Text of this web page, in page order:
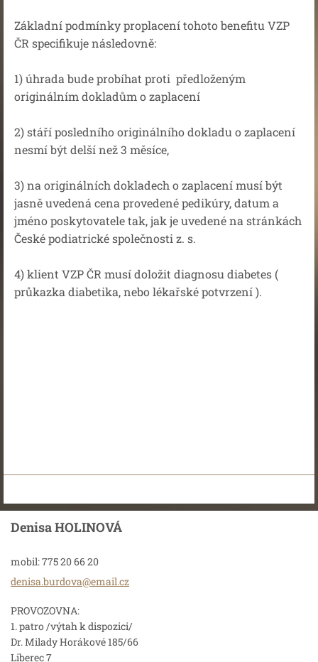
Základní podmínky proplacení tohoto benefitu VZP
ČR specifikuje následovně:
1) úhrada bude probíhat proti předloženým
originálním dokladům o zaplacení
2) stáří posledního originálního dokladu o zaplacení
nesmí být delší než 3 měsíce,
3) na originálních dokladech o zaplacení musí být
jasně uvedená cena provedené pedikúry, datum a
jméno poskytovatele tak, jak je uvedené na stránkách
České podiatrické společnosti z. s.
4) klient VZP ČR musí doložit diagnosu diabetes (
průkazka diabetika, nebo lékařské potvrzení ).
Denisa HOLINOVÁ
mobil: 775 20 66 20
denisa.burdova@email.cz
PROVOZOVNA:
1. patro /výtah k dispozici/
Dr. Milady Horákové 185/66
Liberec 7